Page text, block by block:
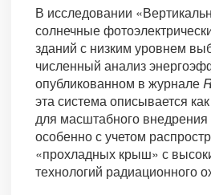
В исследовании «
солнечные
зданий с низким уровнем
численный анализ
опубликованном в журнале
эта система описывается
для масштабного внедрения
особенно с учетом
«прохладных крыш» с
технологий радиационного